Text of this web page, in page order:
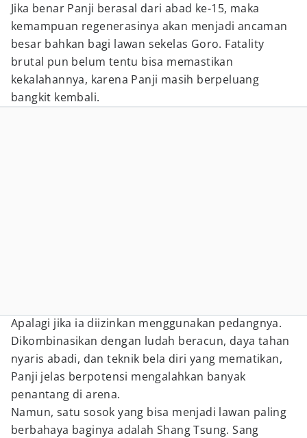
Jika benar Panji berasal dari abad ke-15, maka
kemampuan regenerasinya akan menjadi ancaman
besar bahkan bagi lawan sekelas Goro. Fatality
brutal pun belum tentu bisa memastikan
kekalahannya, karena Panji masih berpeluang
bangkit kembali.
Apalagi jika ia diizinkan menggunakan pedangnya.
Dikombinasikan dengan ludah beracun, daya tahan
nyaris abadi, dan teknik bela diri yang mematikan,
Panji jelas berpotensi mengalahkan banyak
penantang di arena.
Namun, satu sosok yang bisa menjadi lawan paling
berbahaya baginya adalah Shang Tsung. Sang